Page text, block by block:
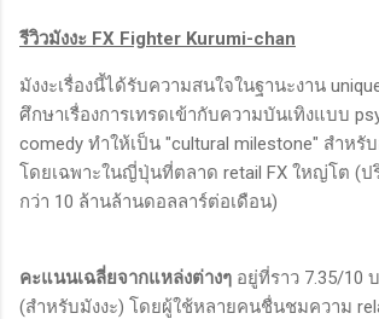
รีวิวมังงะ FX Fighter Kurumi-chan
มังงะเรื่องนี้ได้รับความสนใจในฐานะงาน
ศึกษาเรื่องการเทรดเข้ากับความบันเทิงแบบ
comedy ทำให้เป็น "cultural milestone" สำหรั
โดยเฉพาะในญี่ปุ่นที่ตลาด retail FX ใหญ่โต (ป
กว่า 10 ล้านล้านดอลลาร์ต่อเดือน)
คะแนนเฉลี่ยจากแหล่งต่างๆ อยู่ที่ราว 7.35/10
(สำหรับมังงะ) โดยผู้ใช้หลายคนชื่นชมความ